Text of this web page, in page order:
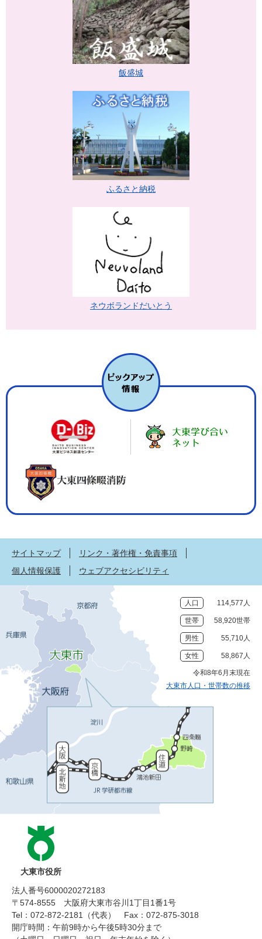
飯盛城
ふるさと納税
ネウボランドだいとう
サイトマップ
リンク・著作権・免責事項
個人情報保護
ウェブアクセシビリティ
人口 114,577人
世帯 58,920世帯
男性 55,710人
女性 58,867人
令和8年6月末現在
大東市人口・世帯数の推移
大東市役所
法人番号6000020272183
〒574-8555 大阪府大東市谷川1丁目1番1号
Tel：072-872-2181（代表）
Fax：072-875-3018
開庁時間：午前9時から午後5時30分まで